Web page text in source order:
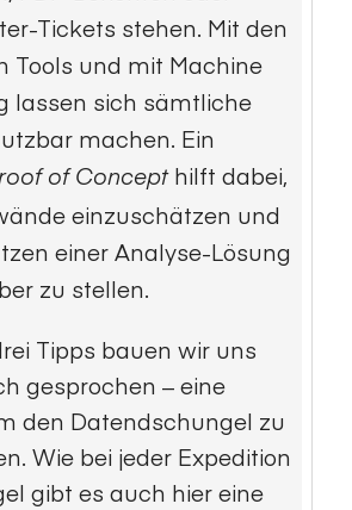
Tickets stehen. Mit den
Tools und mit Machine
lassen sich sämtliche
machen. Ein
of Concepthilft dabei,
einzuschätzen und
einer Analyse-Lösung
zu stellen.
Tipps bauen wir uns
gesprochen – eine
den Datendschungel zu
Wie bei jeder Expedition
gibt es auch hier eine